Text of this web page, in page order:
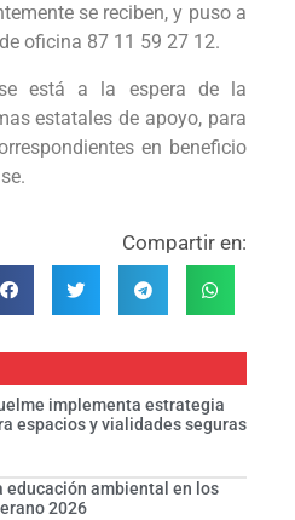
se reciben, y puso a
oficina 87 11 59 27 12.
está a la espera de la
estatales de apoyo, para
en beneficio
Compartir en:
implementa estrategia
espacios y vialidades seguras
educación ambiental en los
2026